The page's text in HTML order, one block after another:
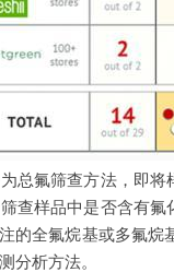
总氟筛查方法，即
查样品中是否含有
的全氟烷基或多氟烷
分析方法。